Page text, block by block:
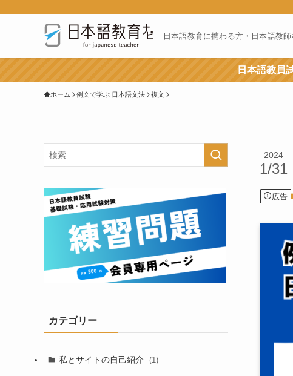
日本語教育に携わる方・日本語教
日本語教員
ホーム 例文で学ぶ 日本語文法 複文
2024
1/31
広告
カテゴリー
私とサイトの自己紹介 (1)